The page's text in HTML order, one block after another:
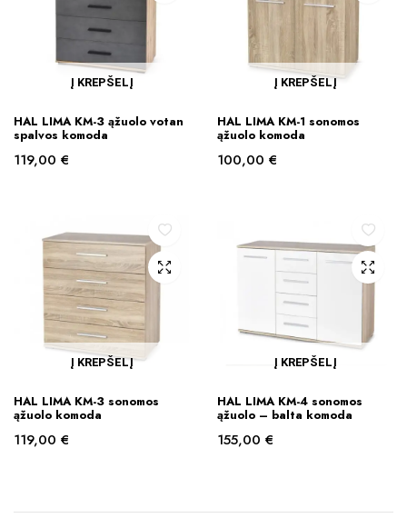
Į KREPŠELĮ
HAL LIMA KM-3 ąžuolo votan
spalvos komoda
119,00 €
Į KREPŠELĮ
HAL LIMA KM-1 sonomos
ąžuolo komoda
100,00 €
Į KREPŠELĮ
HAL LIMA KM-3 sonomos
ąžuolo komoda
119,00 €
Į KREPŠELĮ
HAL LIMA KM-4 sonomos
ąžuolo – balta komoda
155,00 €